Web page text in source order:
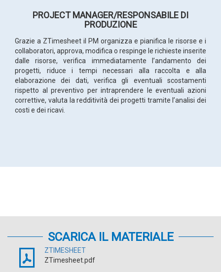
PROJECT MANAGER/RESPONSABILE DI
PRODUZIONE
Grazie a ZTimesheet il PM organizza e pianifica le risorse e i
collaboratori, approva, modifica o respinge le richieste inserite
dalle risorse, verifica immediatamente l’andamento dei
progetti, riduce i tempi necessari alla raccolta e alla
elaborazione dei dati, verifica gli eventuali scostamenti
rispetto al preventivo per intraprendere le eventuali azioni
correttive, valuta la redditività dei progetti tramite l’analisi dei
costi e dei ricavi.
SCARICA IL MATERIALE
ZTIMESHEET
ZTimesheet.pdf